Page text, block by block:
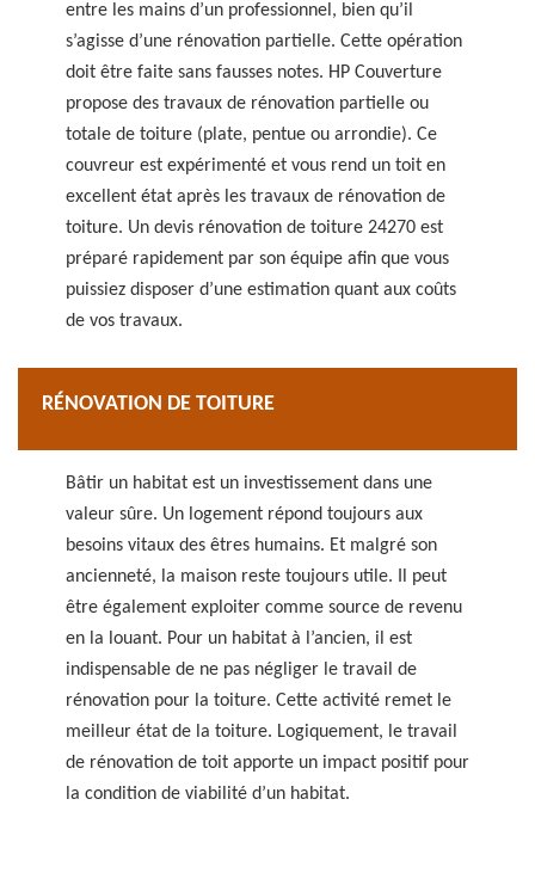
entre les mains d’un professionnel, bien qu’il
s’agisse d’une rénovation partielle. Cette opération
doit être faite sans fausses notes. HP Couverture
propose des travaux de rénovation partielle ou
totale de toiture (plate, pentue ou arrondie). Ce
couvreur est expérimenté et vous rend un toit en
excellent état après les travaux de rénovation de
toiture. Un devis rénovation de toiture 24270 est
préparé rapidement par son équipe afin que vous
puissiez disposer d’une estimation quant aux coûts
de vos travaux.
RÉNOVATION DE TOITURE
Bâtir un habitat est un investissement dans une
valeur sûre. Un logement répond toujours aux
besoins vitaux des êtres humains. Et malgré son
ancienneté, la maison reste toujours utile. Il peut
être également exploiter comme source de revenu
en la louant. Pour un habitat à l’ancien, il est
indispensable de ne pas négliger le travail de
rénovation pour la toiture. Cette activité remet le
meilleur état de la toiture. Logiquement, le travail
de rénovation de toit apporte un impact positif pour
la condition de viabilité d’un habitat.